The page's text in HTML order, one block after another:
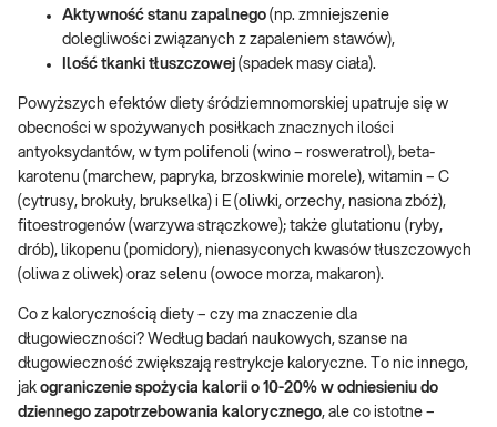
Aktywność stanu zapalnego (np. zmniejszenie
dolegliwości związanych z zapaleniem stawów),
Ilość tkanki tłuszczowej (spadek masy ciała).
Powyższych efektów diety śródziemnomorskiej upatruje się w
obecności w spożywanych posiłkach znacznych ilości
antyoksydantów, w tym polifenoli (wino – rosweratrol), beta-
karotenu (marchew, papryka, brzoskwinie morele), witamin – C
(cytrusy, brokuły, brukselka) i E (oliwki, orzechy, nasiona zbóż),
fitoestrogenów (warzywa strączkowe); także glutationu (ryby,
drób), likopenu (pomidory), nienasyconych kwasów tłuszczowych
(oliwa z oliwek) oraz selenu (owoce morza, makaron).
Co z kalorycznością diety – czy ma znaczenie dla
długowieczności? Według badań naukowych, szanse na
długowieczność zwiększają restrykcje kaloryczne. To nic innego,
jak ograniczenie spożycia kalorii o 10-20% w odniesieniu do
dziennego zapotrzebowania kalorycznego, ale co istotne –